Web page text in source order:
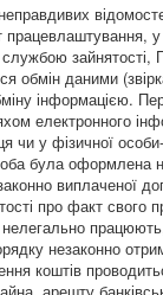
даними
інформацією.
електронного
чи у фізичної
була оформлена
виплаченої
про факт свого
незаконно
коштів